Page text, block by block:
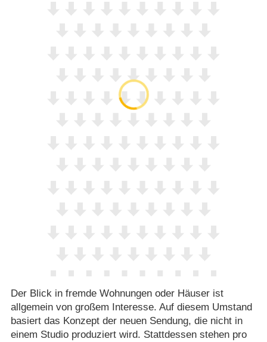
Der Blick in fremde Wohnungen oder Häuser ist
allgemein von großem Interesse. Auf diesem Umstand
basiert das Konzept der neuen Sendung, die nicht in
einem Studio produziert wird. Stattdessen stehen pro